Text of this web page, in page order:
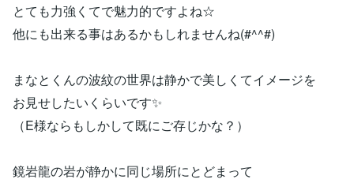
とても力強くてで魅力的ですよね☆
他にも出来る事はあるかもしれませんね(#^^#)
まなとくんの波紋の世界は静かで美しくてイメージを
お見せしたいくらいです✨
（E様ならもしかして既にご存じかな？）
鏡岩龍の岩が静かに同じ場所にとどまって